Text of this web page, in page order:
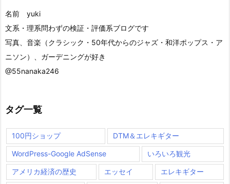
名前 yuki
文系・理系問わずの検証・評価系ブログです
写真、音楽（クラシック・50年代からのジャズ・和洋ポップス・ア
ニソン）、ガーデニングが好き
@55nanaka246
タグ一覧
100円ショップ DTM＆エレキギター
WordPress-Google AdSense いろいろ観光
アメリカ経済の歴史 エッセイ エレキギター